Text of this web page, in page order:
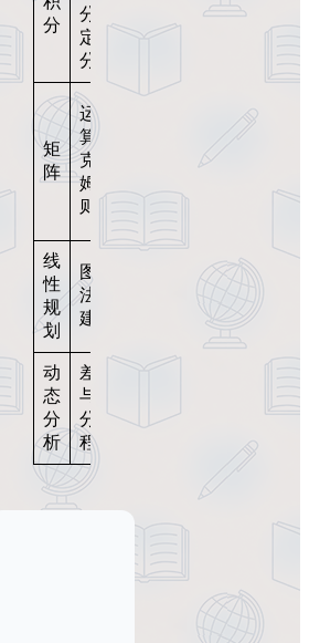
分
分、
定积
分
矩
阵
运
算、
克莱
姆法
则
线性
模型
线
性
规
划
图解
法与
建模
动
态
分
析
差分
与微
分方
程
经济
变化